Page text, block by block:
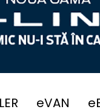
eVAN